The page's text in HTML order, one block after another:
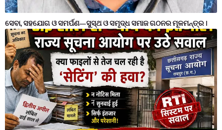
ସେବା, ସହଯୋଗ ଓ ସମର୍ପଣ—ସୁସ୍ଥ ଓ ସମୃଦ୍ଧ ସମାଜ ଗଠନର ମୂଳମନ୍ତ୍ର ।